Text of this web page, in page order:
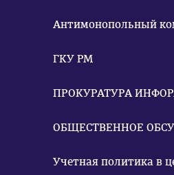
Антимонопольный
ГКУ РМ
ПРОКУРАТУРА
ОБЩЕСТВЕННОЕ
Учетная политика в